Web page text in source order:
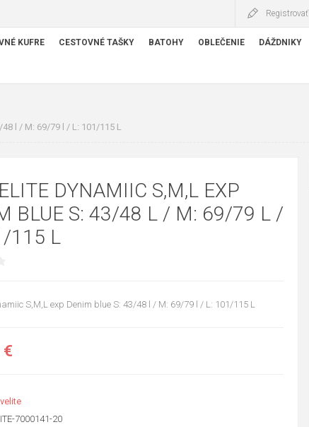
Registrovať
KUFRE CESTOVNÉ TAŠKY BATOHY OBLEČENIE DÁŽDNIKY
l / M: 69/79 l / L: 101/115 L
DYNAMIIC S,M,L EXP
BLUE S: 43/48 L / M: 69/79 L /
115 L
S,M,L exp Denim blue S: 43/48 l / M: 69/79 l / L: 101/115 L
€
7000141-20